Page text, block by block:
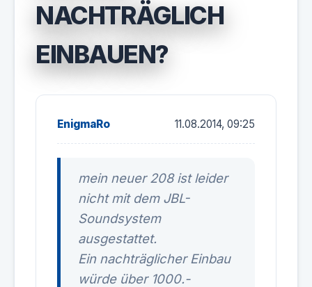
NACHTRÄGLICH
EINBAUEN?
EnigmaRo 11.08.2014, 09:25
mein neuer 208 ist leider
nicht mit dem JBL-
Soundsystem
ausgestattet.
Ein nachträglicher Einbau
würde über 1000.-